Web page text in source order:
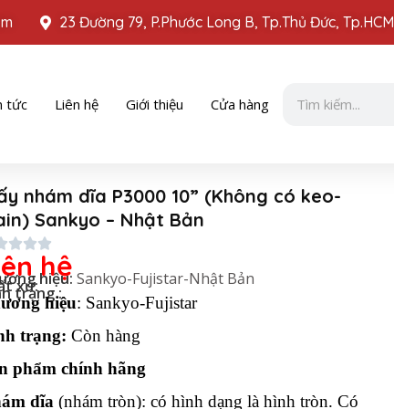
23 Đường 79, P.Phước Long B, Tp.Thủ Đức, Tp.HCM
tức Liên hệ Giới thiệu Cửa hàng
kiếm
nhám dĩa P3000 10” (Không có keo-
Sankyo – Nhật Bản
hệ
hiệu: Sankyo-Fujistar-Nhật Bản
xứ:
trạng :
hiệu: Sankyo-Fujistar
trạng: Còn hàng
phẩm chính hãng
dĩa (nhám tròn): có hình dạng là hình tròn. Có